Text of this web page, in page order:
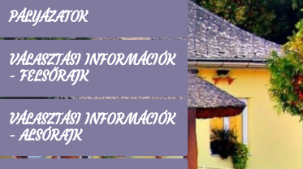
PÁLYÁZATOK
VÁLASZTÁSI INFORMÁCIÓK
- FELSŐRAJK
VÁLASZTÁSI INFORMÁCIÓK
- ALSÓRAJK